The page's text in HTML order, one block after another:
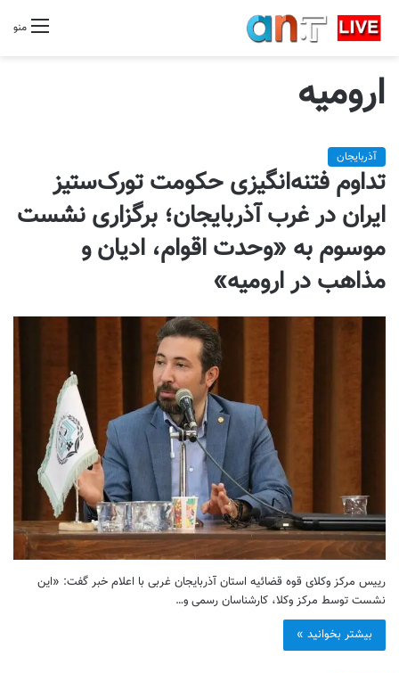
منو
ارومیه
آذربایجان
تداوم فتنه‌انگیزی حکومت تورک‌ستیز
ایران در غرب آذربایجان؛ برگزاری نشست
موسوم به «وحدت اقوام، ادیان و
مذاهب در ارومیه»
رییس مرکز وکلای قوه قضائیه استان آذربایجان غربی با اعلام خبر گفت: «این
نشست توسط مرکز وکلا، کارشناسان رسمی و…
بیشتر بخوانید »